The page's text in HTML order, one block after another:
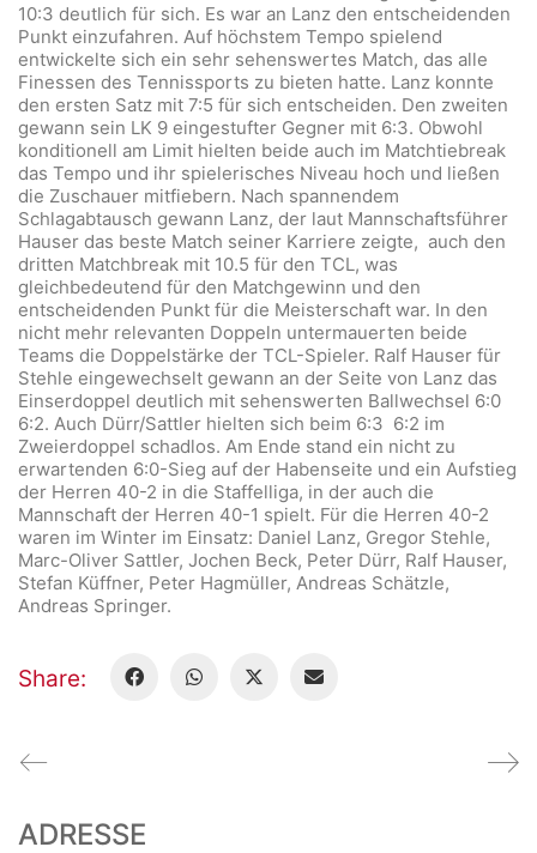
10:3 deutlich für sich. Es war an Lanz den entscheidenden
Punkt einzufahren. Auf höchstem Tempo spielend
entwickelte sich ein sehr sehenswertes Match, das alle
Finessen des Tennissports zu bieten hatte. Lanz konnte
den ersten Satz mit 7:5 für sich entscheiden. Den zweiten
gewann sein LK 9 eingestufter Gegner mit 6:3. Obwohl
konditionell am Limit hielten beide auch im Matchtiebreak
das Tempo und ihr spielerisches Niveau hoch und ließen
die Zuschauer mitfiebern. Nach spannendem
Schlagabtausch gewann Lanz, der laut Mannschaftsführer
Hauser das beste Match seiner Karriere zeigte, auch den
dritten Matchbreak mit 10.5 für den TCL, was
gleichbedeutend für den Matchgewinn und den
entscheidenden Punkt für die Meisterschaft war. In den
nicht mehr relevanten Doppeln untermauerten beide
Teams die Doppelstärke der TCL-Spieler. Ralf Hauser für
Stehle eingewechselt gewann an der Seite von Lanz das
Einserdoppel deutlich mit sehenswerten Ballwechsel 6:0
6:2. Auch Dürr/Sattler hielten sich beim 6:3 6:2 im
Zweierdoppel schadlos. Am Ende stand ein nicht zu
erwartenden 6:0-Sieg auf der Habenseite und ein Aufstieg
der Herren 40-2 in die Staffelliga, in der auch die
Mannschaft der Herren 40-1 spielt. Für die Herren 40-2
waren im Winter im Einsatz: Daniel Lanz, Gregor Stehle,
Marc-Oliver Sattler, Jochen Beck, Peter Dürr, Ralf Hauser,
Stefan Küffner, Peter Hagmüller, Andreas Schätzle,
Andreas Springer.
Share:
ADRESSE